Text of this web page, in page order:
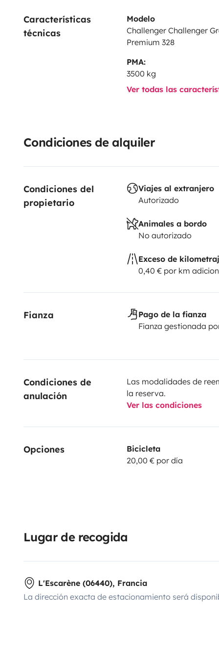
Les eaux grises doivent être vidangées, coût
fait.
Características
técnicas
Modelo
Challenger Challenger
Premium 328
PMA:
3500 kg
Ver todas las
Condiciones de alquiler
Condiciones del
propietario
Viajes al extranjero
Autorizado
Animales a bordo
No autorizado
Exceso de
0,40 € por km
Fianza
Pago de la fianza
Fianza gestionada
Condiciones de
anulación
Las modalidades de
la reserva.
Ver las condiciones
Opciones
Bicicleta
20,00 € por día
Lugar de recogida
L'Escarène (06440), Francia
La dirección exacta de estacionamiento será